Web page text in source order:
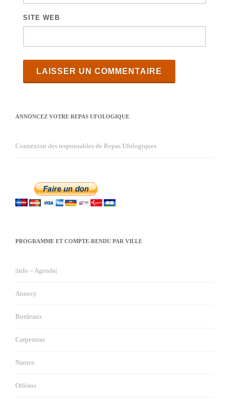
SITE WEB
ANNONCEZ VOTRE REPAS UFOLOGIQUE
Connexion des responsables de Repas Ufologiques
PROGRAMME ET COMPTE-RENDU PAR VILLE
|info – Agenda|
Annecy
Bordeaux
Carpentras
Nantes
Orléans